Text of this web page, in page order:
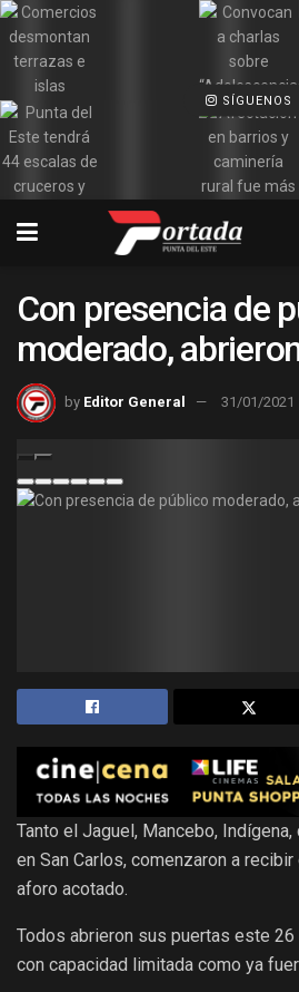
SÍGUENOS
Con presencia de
moderado,
by Editor General 31/01/2021
Tanto el Jaguel, Mancebo,
en San Carlos, comenzaron a
aforo acotado.
Todos abrieron sus puertas este
con capacidad limitada como ya